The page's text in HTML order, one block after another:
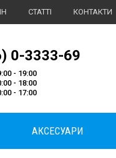
СТАТТІ КОНТАКТИ
0-3333-69
- 19:00
- 18:00
- 17:00
АКСЕСУАРИ